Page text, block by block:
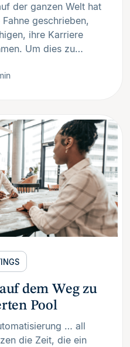
der ganzen Welt hat
geschrieben,
ihre Karriere
Um dies zu…
dem Weg zu
Pool
… all
die Zeit, die ein